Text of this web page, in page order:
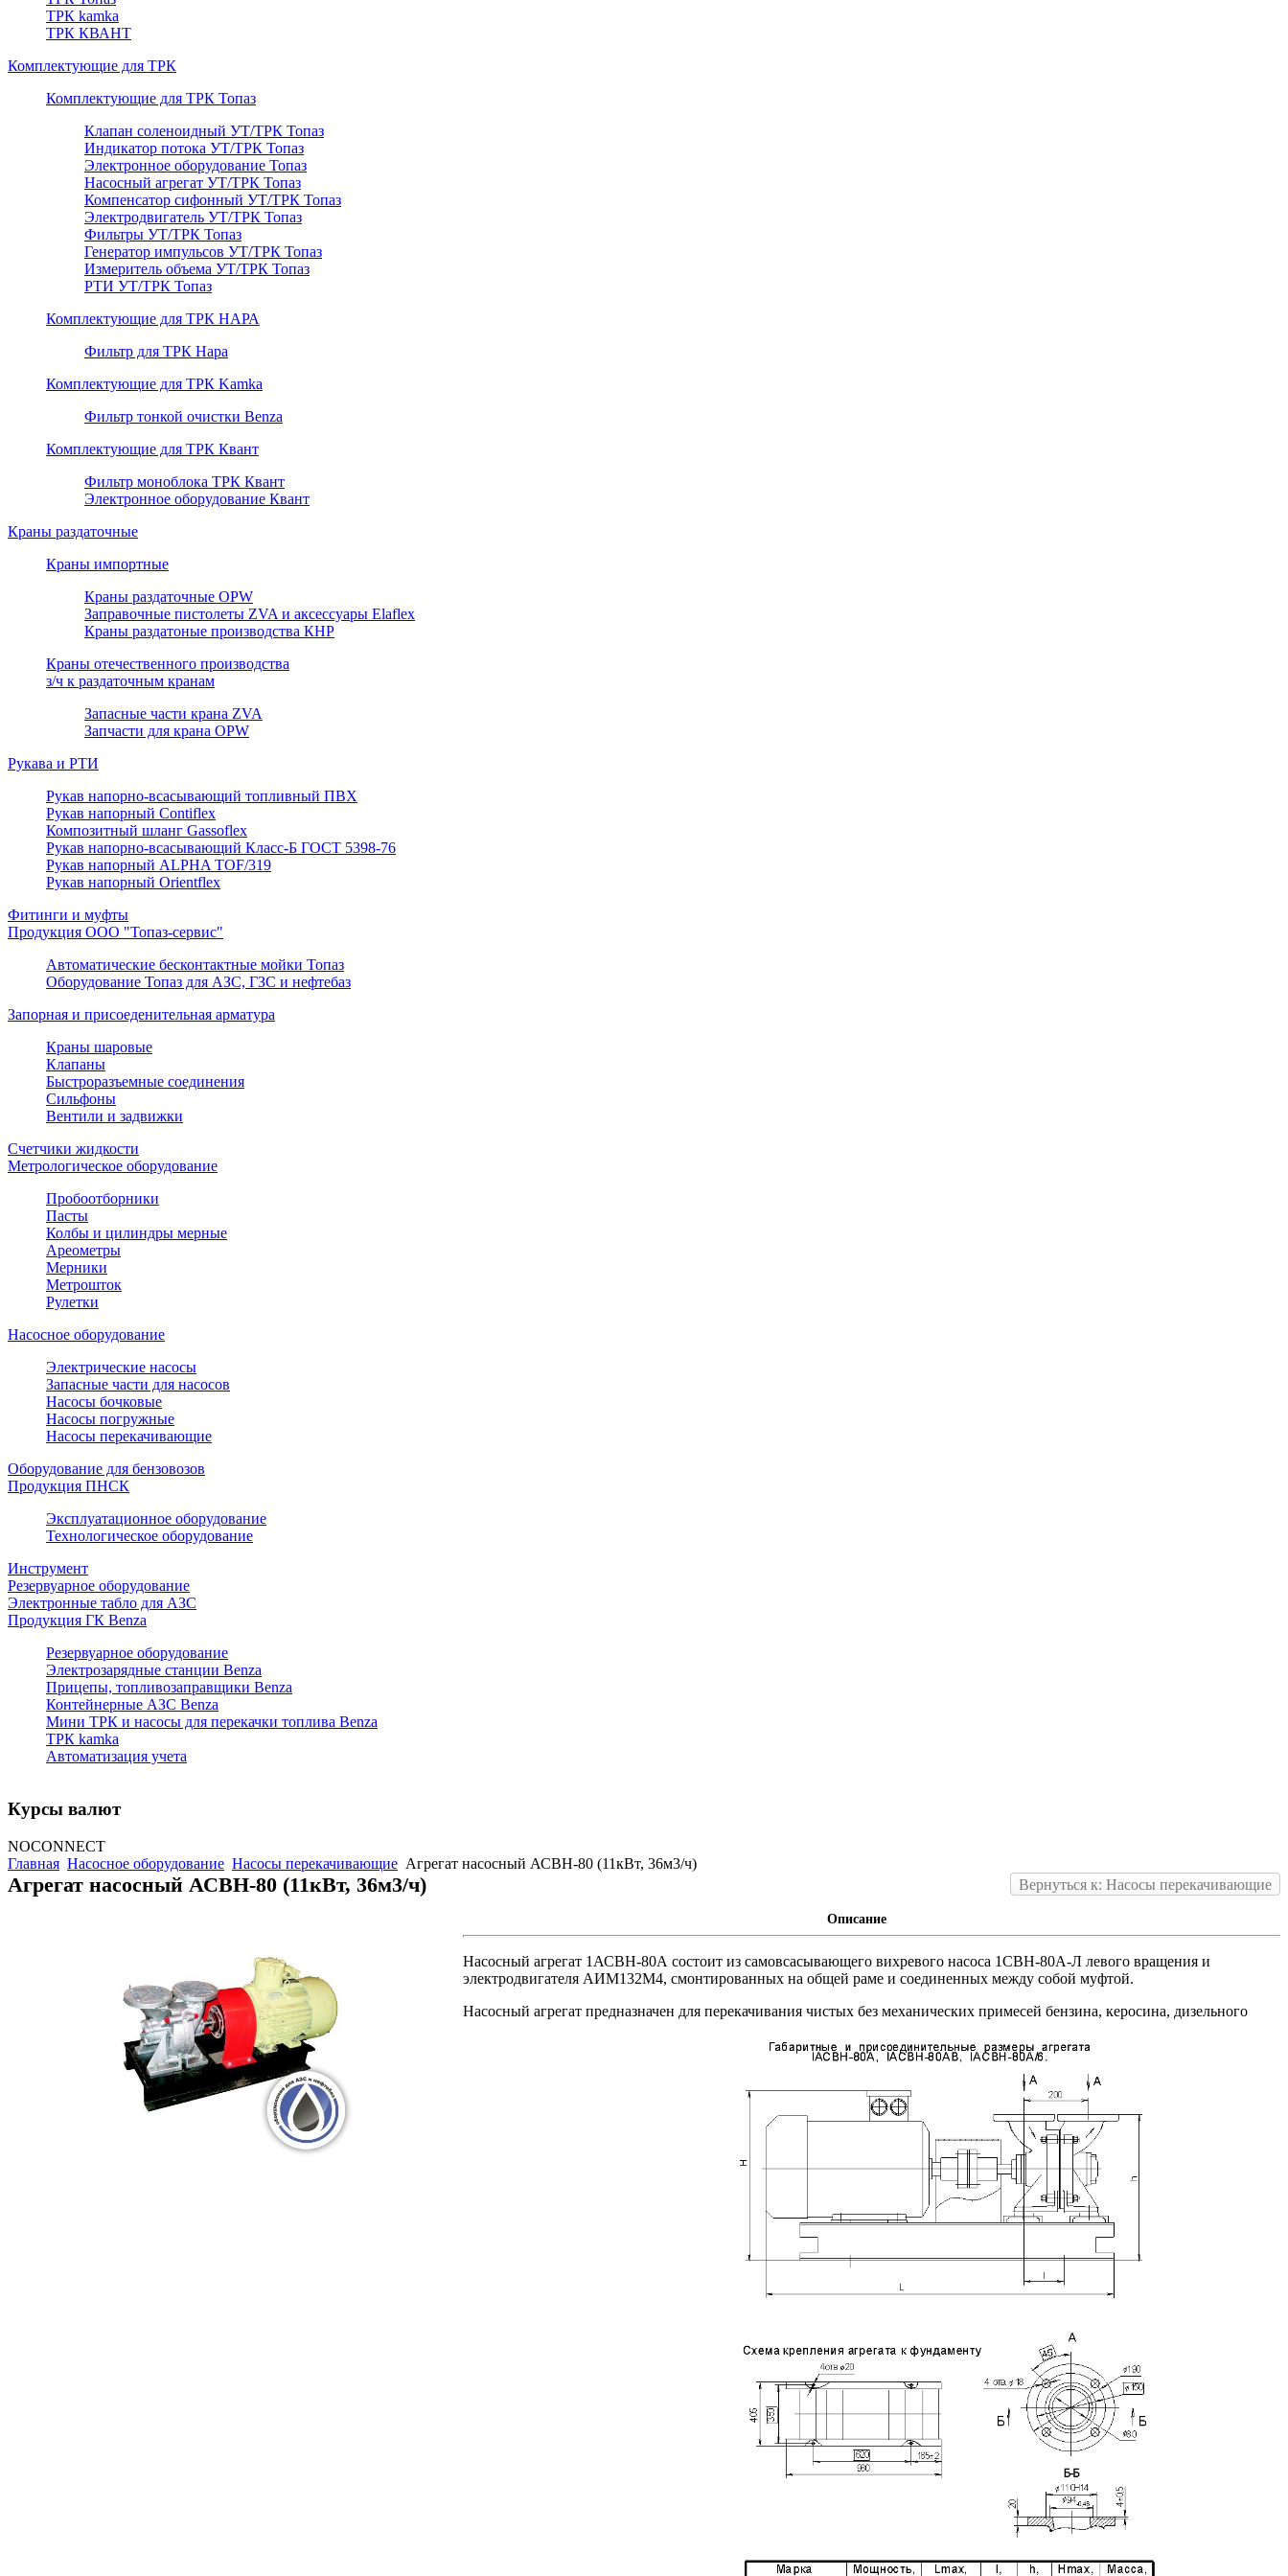
ТРК kamka
ТРК КВАНТ
Комплектующие для ТРК
Комплектующие для ТРК Топаз
Клапан соленоидный УТ/ТРК Топаз
Индикатор потока УТ/ТРК Топаз
Электронное оборудование Топаз
Насосный агрегат УТ/ТРК Топаз
Компенсатор сифонный УТ/ТРК Топаз
Электродвигатель УТ/ТРК Топаз
Фильтры УТ/ТРК Топаз
Генератор импульсов УТ/ТРК Топаз
Измеритель объема УТ/ТРК Топаз
РТИ УТ/ТРК Топаз
Комплектующие для ТРК НАРА
Фильтр для ТРК Нара
Комплектующие для ТРК Kamka
Фильтр тонкой очистки Benza
Комплектующие для ТРК Квант
Фильтр моноблока ТРК Квант
Электронное оборудование Квант
Краны раздаточные
Краны импортные
Краны раздаточные OPW
Заправочные пистолеты ZVA и аксессуары Elaflex
Краны раздатоные производства КНР
Краны отечественного производства
з/ч к раздаточным кранам
Запасные части крана ZVA
Запчасти для крана OPW
Рукава и РТИ
Рукав напорно-всасывающий топливный ПВХ
Рукав напорный Contiflex
Композитный шланг Gassoflex
Рукав напорно-всасывающий Класс-Б ГОСТ 5398-76
Рукав напорный ALPHA TOF/319
Рукав напорный Orientflex
Фитинги и муфты
Продукция ООО "Топаз-сервис"
Автоматические бесконтактные мойки Топаз
Оборудование Топаз для АЗС, ГЗС и нефтебаз
Запорная и присоеденительная арматура
Краны шаровые
Клапаны
Быстроразъемные соединения
Сильфоны
Вентили и задвижки
Счетчики жидкости
Метрологическое оборудование
Пробоотборники
Пасты
Колбы и цилиндры мерные
Ареометры
Мерники
Метрошток
Рулетки
Насосное оборудование
Электрические насосы
Запасные части для насосов
Насосы бочковые
Насосы погружные
Насосы перекачивающие
Оборудование для бензовозов
Продукция ПНСК
Эксплуатационное оборудование
Технологическое оборудование
Инструмент
Резервуарное оборудование
Электронные табло для АЗС
Продукция ГК Benza
Резервуарное оборудование
Электрозарядные станции Benza
Прицепы, топливозаправщики Benza
Контейнерные АЗС Benza
Мини ТРК и насосы для перекачки топлива Benza
ТРК kamka
Автоматизация учета
Курсы валют
NOCONNECT
Главная Насосное оборудование Насосы перекачивающие Агрегат насосный АСВН-80 (11кВт, 36м3/ч)
Вернуться к: Насосы перекачивающие
Агрегат насосный АСВН-80 (11кВт, 36м3/ч)
Описание
Насосный агрегат 1АСВН-80А состоит из самовсасывающего вихревого насоса 1СВН-80А-Л левого вращения и
электродвигателя АИМ132М4, смонтированных на общей раме и соединенных между собой муфтой.
Насосный агрегат предназначен для перекачивания чистых без механических примесей бензина, керосина, дизельного